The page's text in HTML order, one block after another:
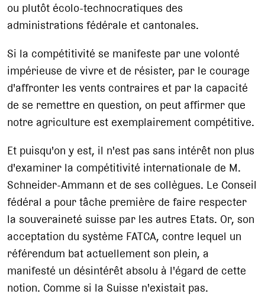
ou plutôt écolo-technocratiques des
administrations fédérale et cantonales.
Si la compétitivité se manifeste par une volonté
impérieuse de vivre et de résister, par le courage
d'affronter les vents contraires et par la capacité
de se remettre en question, on peut affirmer que
notre agriculture est exemplairement compétitive.
Et puisqu'on y est, il n'est pas sans intérêt non plus
d'examiner la compétitivité internationale de M.
Schneider-Ammann et de ses collègues. Le Conseil
fédéral a pour tâche première de faire respecter
la souveraineté suisse par les autres Etats. Or, son
acceptation du système FATCA, contre lequel un
référendum bat actuellement son plein, a
manifesté un désintérêt absolu à l'égard de cette
notion. Comme si la Suisse n'existait pas.